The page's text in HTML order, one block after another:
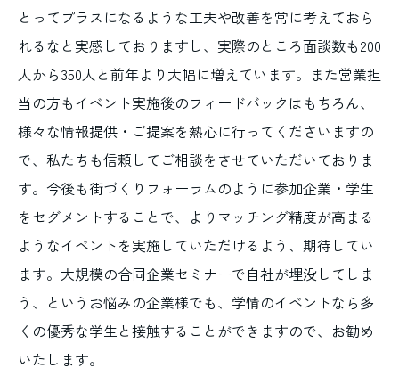
とってプラスになるような工夫や改善を常に考えておら
れるなと実感しておりますし、実際のところ面談数も200
人から350人と前年より大幅に増えています。また営業担
当の方もイベント実施後のフィードバックはもちろん、
様々な情報提供・ご提案を熱心に行ってくださいますの
で、私たちも信頼してご相談をさせていただいておりま
す。今後も街づくりフォーラムのように参加企業・学生
をセグメントすることで、よりマッチング精度が高まる
ようなイベントを実施していただけるよう、期待してい
ます。大規模の合同企業セミナーで自社が埋没してしま
う、というお悩みの企業様でも、学情のイベントなら多
くの優秀な学生と接触することができますので、お勧め
いたします。